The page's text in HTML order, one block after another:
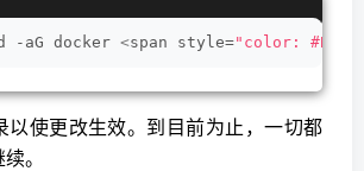
-aG docker <span style="color:
以使更改生效。到目前为止，一切都
。